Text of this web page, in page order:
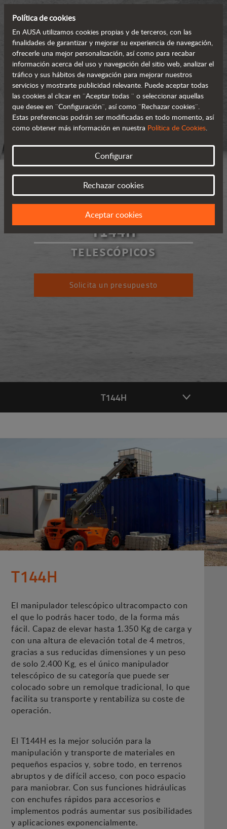
T144H
TELESCÓPICOS
Solicita un presupuesto
T144H
T144H
El manipulador telescópico ultracompacto con
el que lo podrás hacer todo, de la forma más
fácil. Capaz de elevar hasta 1.350 Kg de carga y
con una altura de elevación total de 4 metros,
gracias a sus reducidas dimensiones y un peso
de solo 2.400 Kg, es el único manipulador
telescópico de su categoría que puede ser
colocado sobre un remolque tradicional, lo que
facilita su transporte y rentabiliza su coste de
operación.
El T144H es la mejor solución para la
manipulación y transporte de materiales en
pequeños espacios y, sobre todo, en terrenos
abruptos y de difícil acceso, con poco espacio
para maniobrar. Con sus funciones hidráulicas
con enchufes rápidos para accesorios e
implementos podrás aumentar sus posibilidades
y aplicaciones exponencialmente.
Política de cookies
En AUSA utilizamos cookies propias y de terceros, con las
finalidades de garantizar y mejorar su experiencia de navegación,
ofrecerle una mejor personalización, así como para recabar
información acerca del uso y navegación del sitio web, analizar el
tráfico y sus hábitos de navegación para mejorar nuestros
servicios y mostrarte publicidad relevante. Puede aceptar todas
las cookies al clicar en ¨Aceptar todas ¨ o seleccionar aquellas
que desee en ¨Configuración¨, así como ¨Rechazar cookies¨.
Estas preferencias podrán ser modificadas en todo momento, así
como obtener más información en nuestra Política de Cookies.
Configurar
Rechazar cookies
Aceptar cookies